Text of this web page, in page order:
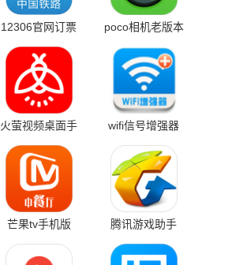
12306官网订票
poco相机老版本
火萤视频桌面手
wifi信号增强器
芒果tv手机版
腾讯游戏助手